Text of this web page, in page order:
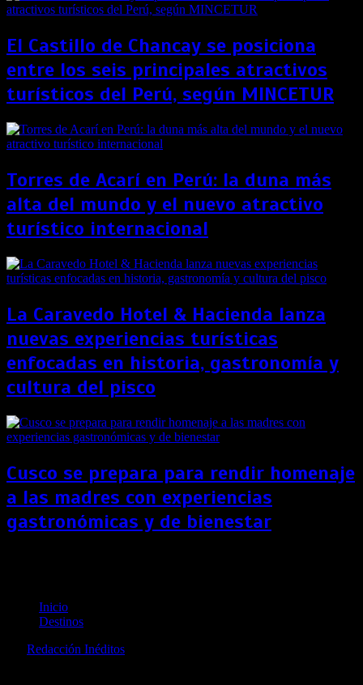
El Castillo de Chancay se posiciona
entre los seis principales atractivos
turísticos del Perú, según MINCETUR
Torres de Acarí en Perú: la duna más
alta del mundo y el nuevo atractivo
turístico internacional
La Caravedo Hotel & Hacienda lanza
nuevas experiencias turísticas
enfocadas en historia, gastronomía y
cultura del pisco
Cusco se prepara para rendir homenaje
a las madres con experiencias
gastronómicas y de bienestar
Inicio
Destinos
Redacción Inéditos